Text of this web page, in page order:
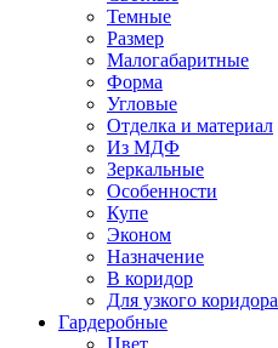
Темные
Размер
Малогабаритные
Форма
Угловые
Отделка и материал
Из МДФ
Зеркальные
Особенности
Купе
Эконом
Назначение
В коридор
Для узкого коридора
Гардеробные
Цвет